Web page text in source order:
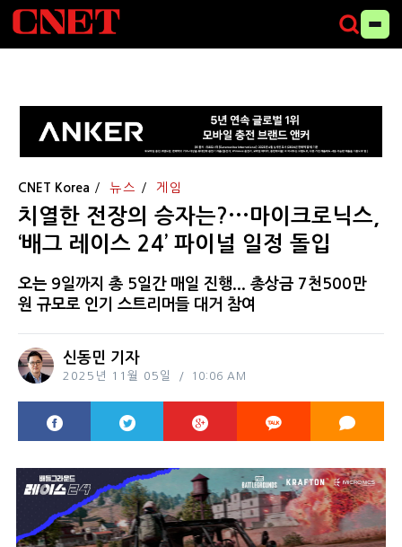
CNET Korea 뉴스 게임
치열한 전장의 승자는?···마이크로닉스,
‘배그 레이스 24’ 파이널 일정 돌입
오는 9일까지 총 5일간 매일 진행... 총상금 7천500만
원 규모로 인기 스트리머들 대거 참여
신동민 기자
2025년 11월 05일 10:06 AM